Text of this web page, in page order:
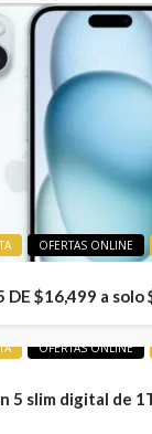
OFERTAS ONLINE
DE $16,499 a solo
OFERTAS ONLINE
5 slim digital de